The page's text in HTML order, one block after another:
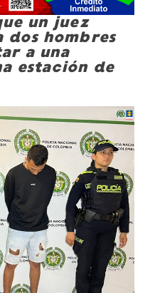
un juez
dos hombres
a una
estación de